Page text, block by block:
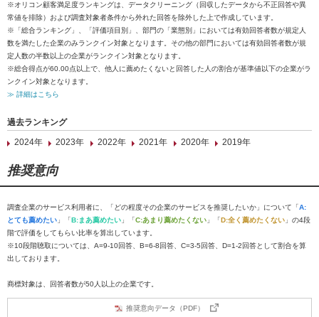
※オリコン顧客満足度ランキングは、データクリーニング（回収したデータから不正回答や異
常値を排除）および調査対象者条件から外れた回答を除外した上で作成しています。
※「総合ランキング」、「評価項目別」、部門の「業態別」においては有効回答者数が規定人
数を満たした企業のみランクイン対象となります。その他の部門においては有効回答者数が規
定人数の半数以上の企業がランクイン対象となります。
※総合得点が60.00点以上で、他人に薦めたくないと回答した人の割合が基準値以下の企業がラ
ンクイン対象となります。
≫ 詳細はこちら
過去ランキング
2024年
2023年 2022年 2021年 2020年 2019年
推奨意向
調査企業のサービス利用者に、「どの程度その企業のサービスを推奨したいか」について「A:
とても薦めたい 」「B:まあ薦めたい 」「C:あまり薦めたくない 」「D:全く薦めたくない 」の4段
階で評価をしてもらい比率を算出しています。
※10段階聴取については、A=9-10回答、B=6-8回答、C=3-5回答、D=1-2回答として割合を算
出しております。
商標対象は、回答者数が50人以上の企業です。
推奨意向データ（PDF）